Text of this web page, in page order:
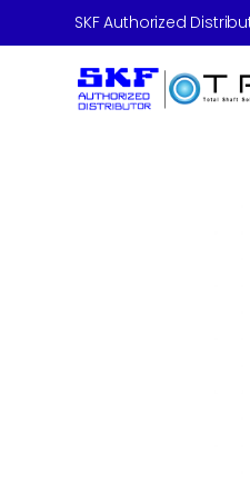
SKF Authorized